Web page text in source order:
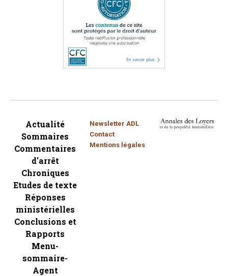
Actualité
Sommaires
Commentaires
d'arrêt
Chroniques
Etudes de texte
Réponses
ministérielles
Conclusions et
Rapports
Menu-
sommaire-
Agent
Newsletter ADL
Contact
Mentions légales